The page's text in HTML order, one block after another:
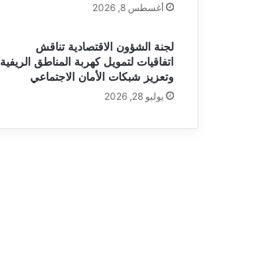
أغسطس 8, 2026
لجنة الشؤون الاقتصادية تناقش
اتفاقيات لتمويل كهربة المناطق الريفية
وتعزيز شبكات الأمان الاجتماعي
يوليو 28, 2026